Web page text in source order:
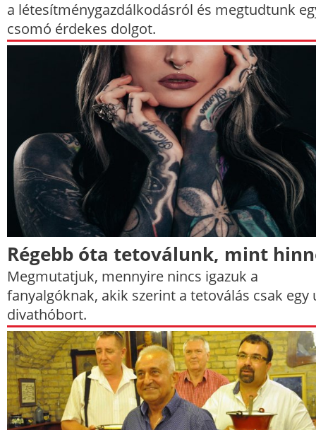
a létesítménygazdálkodásról és megtudtunk
csomó érdekes dolgot.
Régebb óta tetoválunk, mint
Megmutatjuk, mennyire nincs igazuk a
fanyalgóknak, akik szerint a tetoválás csak egy
divathóbort.